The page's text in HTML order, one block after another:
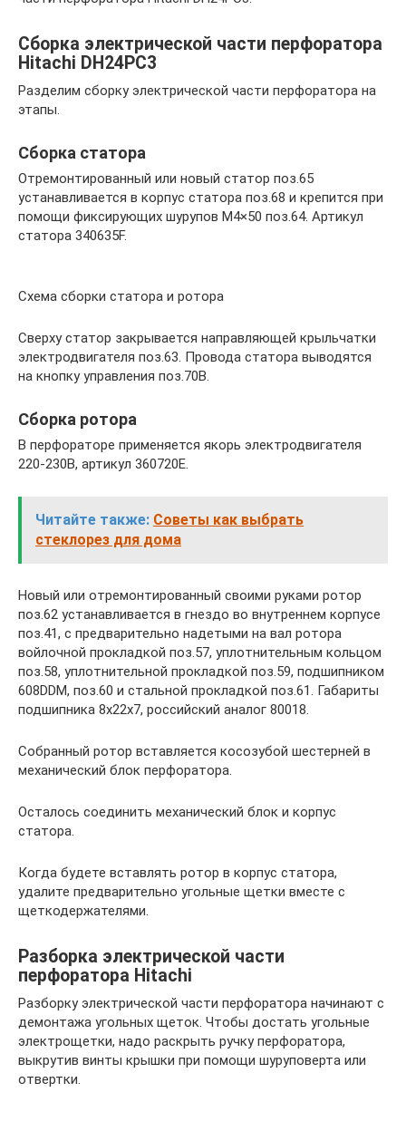
Сборка электрической части перфоратора
Hitachi DH24PC3
Разделим сборку электрической части перфоратора на
этапы.
Сборка статора
Отремонтированный или новый статор поз.65
устанавливается в корпус статора поз.68 и крепится при
помощи фиксирующих шурупов М4×50 поз.64. Артикул
статора 340635F.
Схема сборки статора и ротора
Сверху статор закрывается направляющей крыльчатки
электродвигателя поз.63. Провода статора выводятся
на кнопку управления поз.70В.
Сборка ротора
В перфораторе применяется якорь электродвигателя
220-230В, артикул 360720Е.
Читайте также: Советы как выбрать
стеклорез для дома
Новый или отремонтированный своими руками ротор
поз.62 устанавливается в гнездо во внутреннем корпусе
поз.41, с предварительно надетыми на вал ротора
войлочной прокладкой поз.57, уплотнительным кольцом
поз.58, уплотнительной прокладкой поз.59, подшипником
608DDM, поз.60 и стальной прокладкой поз.61. Габариты
подшипника 8x22x7, российский аналог 80018.
Собранный ротор вставляется косозубой шестерней в
механический блок перфоратора.
Осталось соединить механический блок и корпус
статора.
Когда будете вставлять ротор в корпус статора,
удалите предварительно угольные щетки вместе с
щеткодержателями.
Разборка электрической части
перфоратора Hitachi
Разборку электрической части перфоратора начинают с
демонтажа угольных щеток. Чтобы достать угольные
электрощетки, надо раскрыть ручку перфоратора,
выкрутив винты крышки при помощи шуруповерта или
отвертки.